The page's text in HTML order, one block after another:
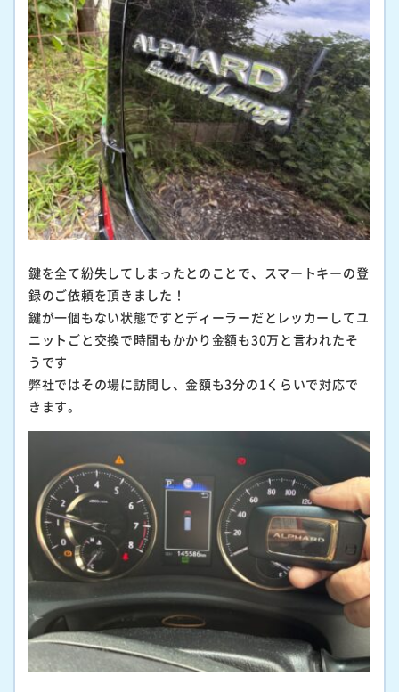
鍵を全て紛失してしまったとのことで、スマートキーの登
録のご依頼を頂きました！
鍵が一個もない状態ですとディーラーだとレッカーしてユ
ニットごと交換で時間もかかり金額も30万と言われたそ
うです
弊社ではその場に訪問し、金額も3分の1くらいで対応で
きます。